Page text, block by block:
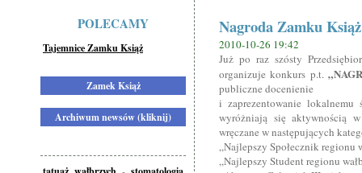
POLECAMY
Tajemnice Zamku Książ
Zamek Książ
Archiwum newsów (kliknij)
Nagroda Zamku
2010-10-26 19:42
Już po raz szósty
organizuje konkurs p.t.
publiczne docenienie
i zaprezentowanie lokalnemu
wyróżniają się aktywnością
wręczane w następujących
„Najlepszy Społecznik regionu
„Najlepszy Student regionu